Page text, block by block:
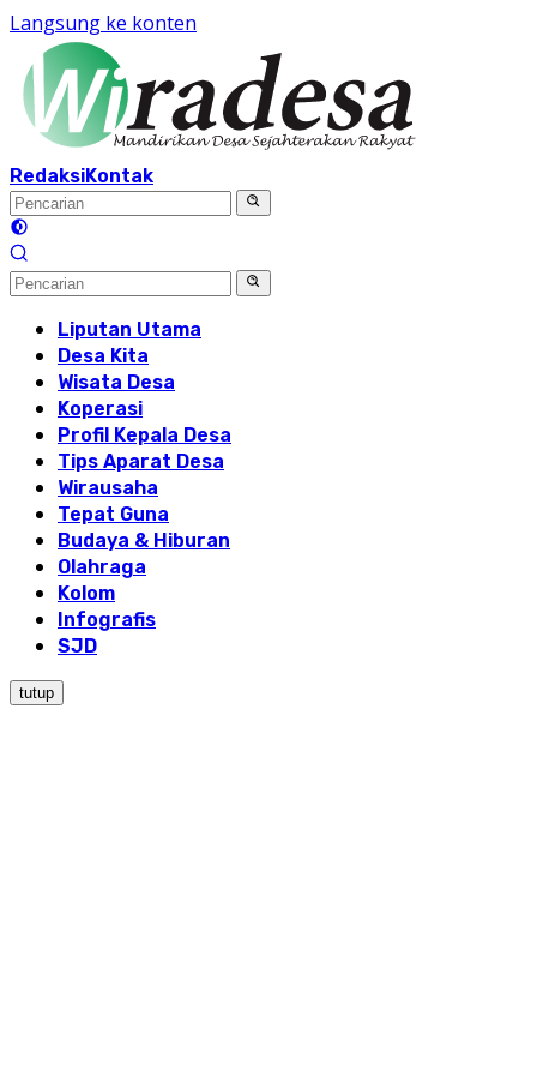
Langsung ke konten
RedaksiKontak
Liputan Utama
Desa Kita
Wisata Desa
Koperasi
Profil Kepala Desa
Tips Aparat Desa
Wirausaha
Tepat Guna
Budaya & Hiburan
Olahraga
Kolom
Infografis
SJD
tutup